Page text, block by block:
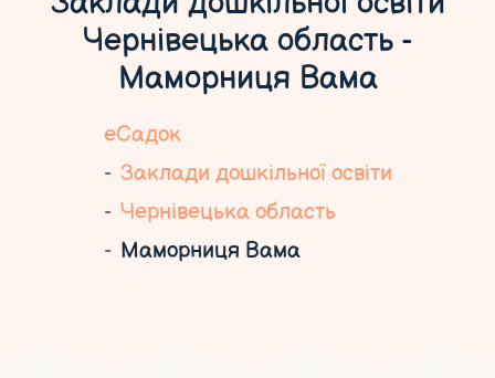
Чернівецька область -
Маморниця Вама
еСадок
Заклади дошкільної освіти
Чернівецька область
Маморниця Вама